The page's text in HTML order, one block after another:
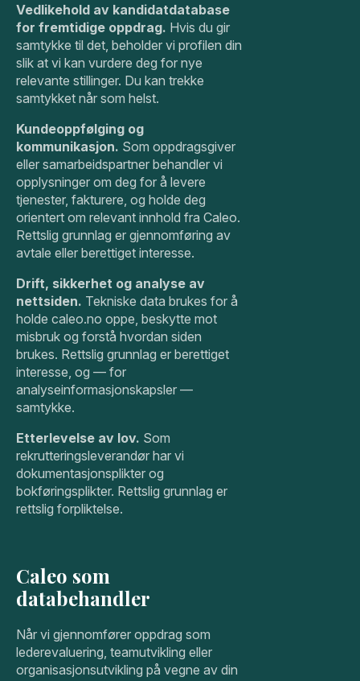
Vedlikehold av kandidatdatabase
for fremtidige oppdrag. Hvis du gir
samtykke til det, beholder vi profilen din
slik at vi kan vurdere deg for nye
relevante stillinger. Du kan trekke
samtykket når som helst.
Kundeoppfølging og
kommunikasjon. Som oppdragsgiver
eller samarbeidspartner behandler vi
opplysninger om deg for å levere
tjenester, fakturere, og holde deg
orientert om relevant innhold fra Caleo.
Rettslig grunnlag er gjennomføring av
avtale eller berettiget interesse.
Drift, sikkerhet og analyse av
nettsiden. Tekniske data brukes for å
holde caleo.no oppe, beskytte mot
misbruk og forstå hvordan siden
brukes. Rettslig grunnlag er berettiget
interesse, og — for
analyseinformasjonskapsler —
samtykke.
Etterlevelse av lov. Som
rekrutteringsleverandør har vi
dokumentasjonsplikter og
bokføringsplikter. Rettslig grunnlag er
rettslig forpliktelse.
Caleo som
databehandler
Når vi gjennomfører oppdrag som
lederevaluering, teamutvikling eller
organisasjonsutvikling på vegne av din